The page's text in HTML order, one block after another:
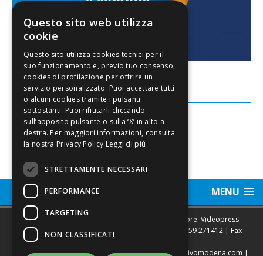
FACEBOOK
MENU
Sede legale, Redazione, pubblicità e annunci Editore: Videopress
Modena S.r.l. via Emilia Est, 402/6 - Modena | Tel.
059 271412 | Fax
Direttore Resp. Giovanni Botti | email:redazione@vivomodena.com |
Questo sito web utilizza
cookie
Leggi di più
STRETTAMENTE NECESSARI
PERFORMANCE
TARGETING
NON CLASSIFICATI